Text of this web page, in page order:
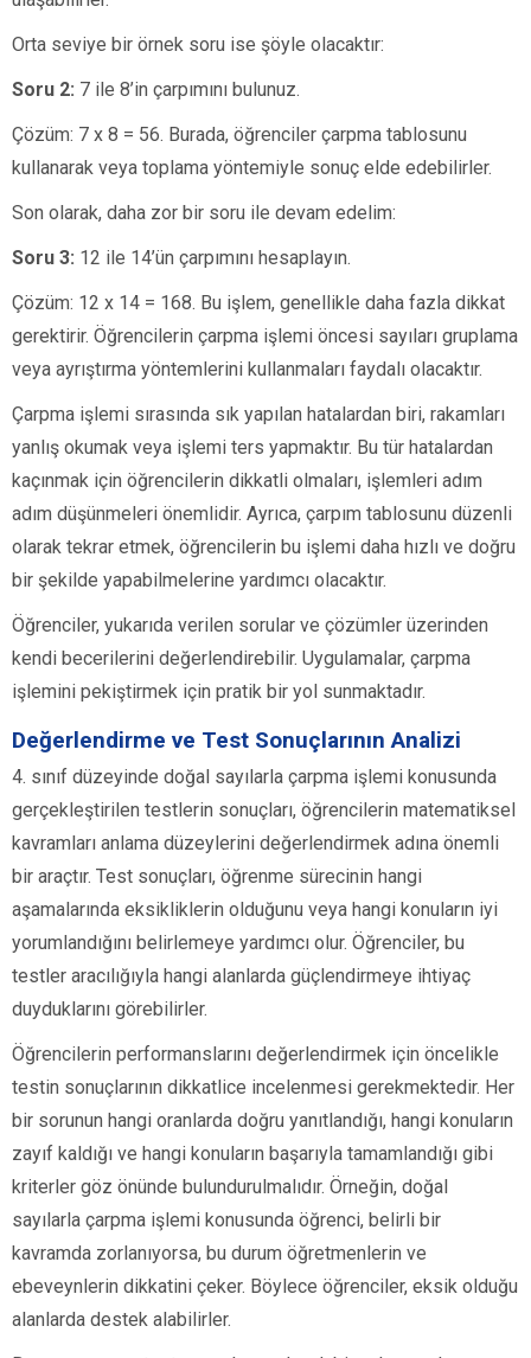
Orta seviye bir örnek soru ise şöyle olacaktır:
Soru 2: 7 ile 8’in çarpımını bulunuz.
Çözüm: 7 x 8 = 56. Burada, öğrenciler çarpma tablosunu
kullanarak veya toplama yöntemiyle sonuç elde edebilirler.
Son olarak, daha zor bir soru ile devam edelim:
Soru 3: 12 ile 14’ün çarpımını hesaplayın.
Çözüm: 12 x 14 = 168. Bu işlem, genellikle daha fazla dikkat
gerektirir. Öğrencilerin çarpma işlemi öncesi sayıları gruplama
veya ayrıştırma yöntemlerini kullanmaları faydalı olacaktır.
Çarpma işlemi sırasında sık yapılan hatalardan biri, rakamları
yanlış okumak veya işlemi ters yapmaktır. Bu tür hatalardan
kaçınmak için öğrencilerin dikkatli olmaları, işlemleri adım
adım düşünmeleri önemlidir. Ayrıca, çarpım tablosunu düzenli
olarak tekrar etmek, öğrencilerin bu işlemi daha hızlı ve doğru
bir şekilde yapabilmelerine yardımcı olacaktır.
Öğrenciler, yukarıda verilen sorular ve çözümler üzerinden
kendi becerilerini değerlendirebilir. Uygulamalar, çarpma
işlemini pekiştirmek için pratik bir yol sunmaktadır.
Değerlendirme ve Test Sonuçlarının Analizi
4. sınıf düzeyinde doğal sayılarla çarpma işlemi konusunda
gerçekleştirilen testlerin sonuçları, öğrencilerin matematiksel
kavramları anlama düzeylerini değerlendirmek adına önemli
bir araçtır. Test sonuçları, öğrenme sürecinin hangi
aşamalarında eksikliklerin olduğunu veya hangi konuların iyi
yorumlandığını belirlemeye yardımcı olur. Öğrenciler, bu
testler aracılığıyla hangi alanlarda güçlendirmeye ihtiyaç
duyduklarını görebilirler.
Öğrencilerin performanslarını değerlendirmek için öncelikle
testin sonuçlarının dikkatlice incelenmesi gerekmektedir. Her
bir sorunun hangi oranlarda doğru yanıtlandığı, hangi konuların
zayıf kaldığı ve hangi konuların başarıyla tamamlandığı gibi
kriterler göz önünde bulundurulmalıdır. Örneğin, doğal
sayılarla çarpma işlemi konusunda öğrenci, belirli bir
kavramda zorlanıyorsa, bu durum öğretmenlerin ve
ebeveynlerin dikkatini çeker. Böylece öğrenciler, eksik olduğu
alanlarda destek alabilirler.